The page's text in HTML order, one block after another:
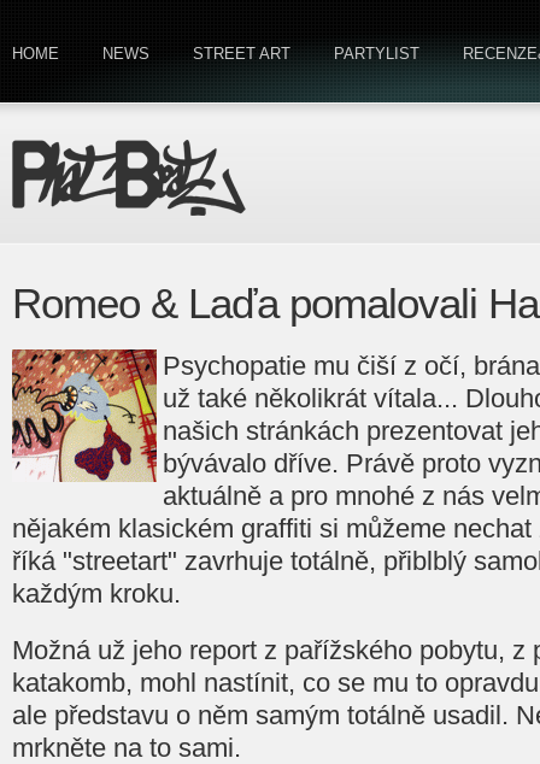
HOME NEWS STREET ART PARTYLIST
Romeo & Laďa pomalovali
Psychopatie mu čiší z očí,
už také několikrát vítala...
našich stránkách prezentovat
bývávalo dříve. Právě proto
aktuálně a pro mnohé z nás
nějakém klasickém graffiti si můžeme
říká "streetart" zavrhuje totálně, přiblblý
každým kroku.
Možná už jeho report z pařížského pobytu, z
katakomb, mohl nastínit, co se mu to
ale představu o něm samým totálně usadil.
mrkněte na to sami.